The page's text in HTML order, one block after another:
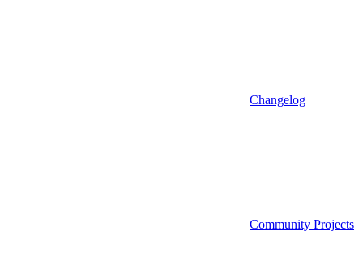
Changelog
Community Projects